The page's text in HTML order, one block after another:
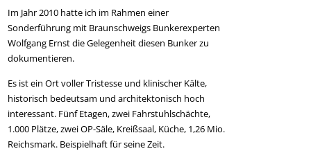
Im Jahr 2010 hatte ich im Rahmen einer
Sonderführung mit Braunschweigs Bunkerexperten
Wolfgang Ernst die Gelegenheit diesen Bunker zu
dokumentieren.
Es ist ein Ort voller Tristesse und klinischer Kälte,
historisch bedeutsam und architektonisch hoch
interessant. Fünf Etagen, zwei Fahrstuhlschächte,
1.000 Plätze, zwei OP-Säle, Kreißsaal, Küche, 1,26 Mio.
Reichsmark. Beispielhaft für seine Zeit.